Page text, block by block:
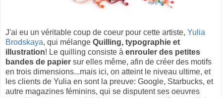
J'ai eu un véritable coup de coeur pour cette artiste, Yulia
Brodskaya, qui mélange Quilling, typographie et
illustration! Le quilling consiste à enrouler des petites
bandes de papier sur elles même, afin de créer des motifs
en trois dimensions...mais ici, on atteint le niveau ultime, et
les clients de Yulia en sont la preuve: Google, Starbucks, et
autre magazines féminins, qui se disputent ses oeuvres